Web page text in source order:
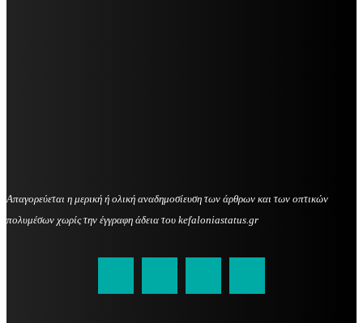
Απαγορεύεται η μερική ή ολική αναδημοσίευση των άρθρων και των οπτικών
πολυμέσων χωρίς την έγγραφη άδεια του kefaloniastatus.gr